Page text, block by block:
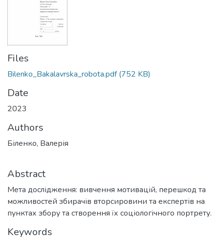
Files
Bilenko_Bakalavrska_robota.pdf(752 KB)
Date
2023
Authors
Біленко, Валерія
Abstract
Мета дослідження: вивчення мотивацій, перешкод та
можливостей збирачів вторсировини та експертів на
пунктах збору та створення їх соціологічного портрету.
Keywords